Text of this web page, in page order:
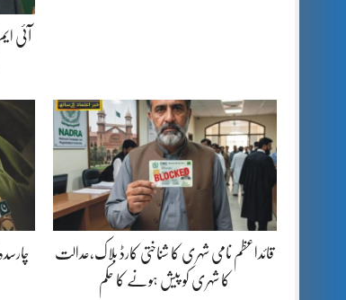
آئی
قائداعظم نامی شہری کا شناختی کارڈ بلاک،عدالت
کا شہری کو پیش ہونے کا حکم